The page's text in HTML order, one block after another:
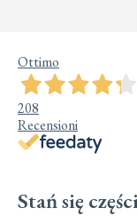
Ottimo
208
Recensioni
Stań się